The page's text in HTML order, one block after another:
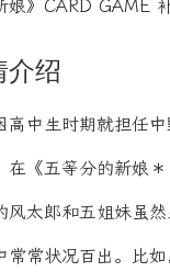
娘》CARD GAME
介绍
高中生时期就担任
在《五等分的新娘
风太郎和五姐妹虽
常常状况百出。比